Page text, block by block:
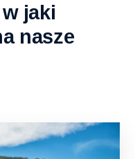
jaki
nasze